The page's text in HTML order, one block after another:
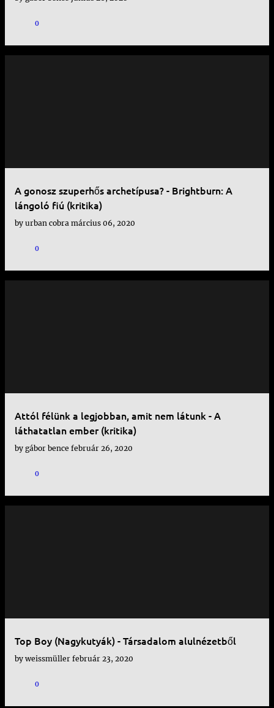
0
A gonosz szuperhős archetípusa? - Brightburn: A
lángoló fiú (kritika)
by urban cobra március 06, 2020
0
Attól félünk a legjobban, amit nem látunk - A
láthatatlan ember (kritika)
by gábor bence február 26, 2020
0
Top Boy (Nagykutyák) - Társadalom alulnézetből
by weissmüller február 23, 2020
0